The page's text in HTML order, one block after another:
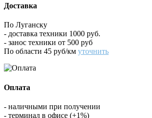
Доставка
По Луганску
- доставка техники 1000 руб.
- занос техники от 500 руб
По области 45 руб/км уточнить
Оплата
- наличными при получении
- терминал в офисе (+1%)